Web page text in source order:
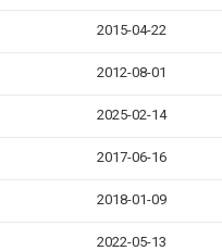
2015-04-22
2012-08-01
2025-02-14
2017-06-16
2018-01-09
2022-05-13